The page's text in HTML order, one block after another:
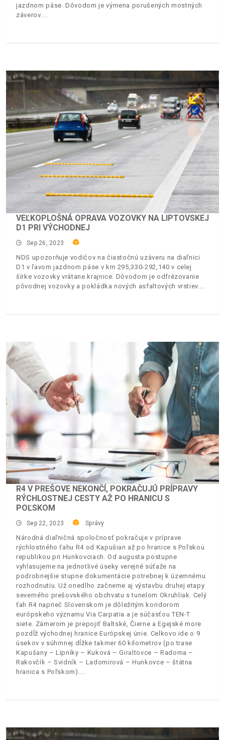
jazdnom páse. Dôvodom je výmena porušených mostných
záverov.
VEĽKOPLOŠNÁ OPRAVA VOZOVKY NA LIPTOVSKEJ
D1 PRI VÝCHODNEJ
Sep 26, 2023
NDS upozorňuje vodičov na čiastočnú uzáveru na diaľnici
D1 v ľavom jazdnom páse v km 295,330-292,140 v celej
šírke vozovky vrátane krajnice. Dôvodom je odfrézovanie
pôvodnej vozovky a pokládka nových asfaltových vrstiev.
R4 V PREŠOVE NEKONČÍ, POKRAČUJÚ PRÍPRAVY
RÝCHLOSTNEJ CESTY AŽ PO HRANICU S
POĽSKOM
Sep 22, 2023 Správy
Národná diaľničná spoločnosť pokračuje v príprave
rýchlostného ťahu R4 od Kapušian až po hranice s Poľskou
republikou pri Hunkovciach. Od augusta postupne
vyhlasujeme na jednotlivé úseky verejné súťaže na
podrobnejšie stupne dokumentácie potrebnej k územnému
rozhodnutiu. Už onedlho začneme aj výstavbu druhej etapy
severného prešovského obchvatu s tunelom Okruhliak. Celý
ťah R4 naprieč Slovenskom je dôležitým koridorom
európskeho významu Via Carpatia a je súčasťou TEN-T
siete. Zámerom je prepojiť Baltské, Čierne a Egejské more
pozdĺž východnej hranice Európskej únie. Celkovo ide o 9
úsekov v súhrnnej dĺžke takmer 60 kilometrov (po trase
Kapušany – Lipníky – Kuková – Giraltovce – Radoma –
Rakovčík – Svidník – Ladomirová – Hunkovce – štátna
hranica s Poľskom).